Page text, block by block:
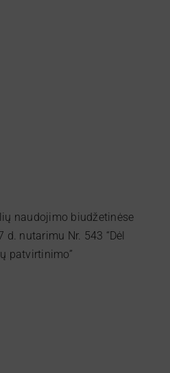
naudojimo biudžetinėse
nutarimu Nr. 543 “Dėl
patvirtinimo”